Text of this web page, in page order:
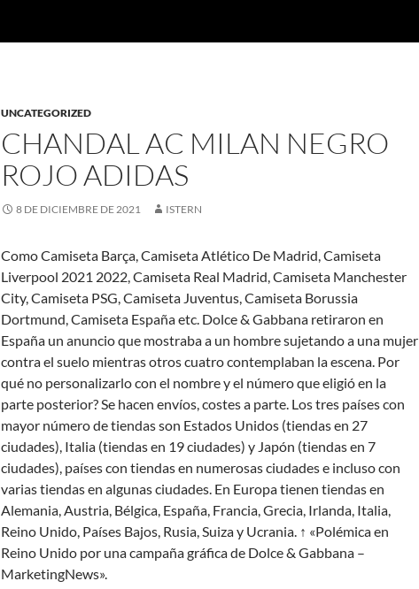
UNCATEGORIZED
CHANDAL AC MILAN NEGRO
ROJO ADIDAS
8 DE DICIEMBRE DE 2021 ISTERN
Como Camiseta Barça, Camiseta Atlético De Madrid, Camiseta
Liverpool 2021 2022, Camiseta Real Madrid, Camiseta Manchester
City, Camiseta PSG, Camiseta Juventus, Camiseta Borussia
Dortmund, Camiseta España etc. Dolce & Gabbana retiraron en
España un anuncio que mostraba a un hombre sujetando a una mujer
contra el suelo mientras otros cuatro contemplaban la escena. Por
qué no personalizarlo con el nombre y el número que eligió en la
parte posterior? Se hacen envíos, costes a parte. Los tres países con
mayor número de tiendas son Estados Unidos (tiendas en 27
ciudades), Italia (tiendas en 19 ciudades) y Japón (tiendas en 7
ciudades), países con tiendas en numerosas ciudades e incluso con
varias tiendas en algunas ciudades. En Europa tienen tiendas en
Alemania, Austria, Bélgica, España, Francia, Grecia, Irlanda, Italia,
Reino Unido, Países Bajos, Rusia, Suiza y Ucrania. ↑ «Polémica en
Reino Unido por una campaña gráfica de Dolce & Gabbana –
MarketingNews».